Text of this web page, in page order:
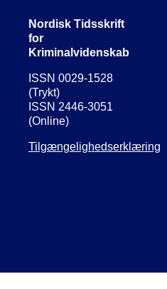
Nordisk Tidsskrift
for
Kriminalvidenskab
ISSN 0029-1528
(Trykt)
ISSN 2446-3051
(Online)
Tilgængelighedserklæring